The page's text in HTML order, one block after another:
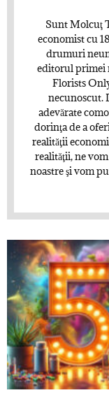
Sunt Molcuţ
economist cu
drumuri
editorul primei
Florists
necunoscut.
adevărate
dorinţa de a
realităţii
realităţii, ne
noastre şi vom